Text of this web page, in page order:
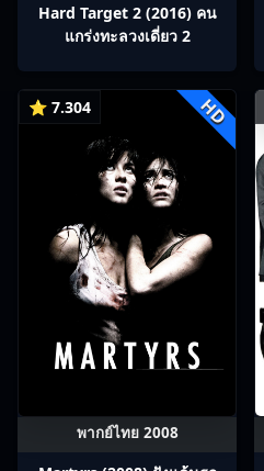
Hard Target 2 (2016) คน
แกร่งทะลวงเดี่ยว 2
⭐ 7.304 HD
พากย์ไทย 2008